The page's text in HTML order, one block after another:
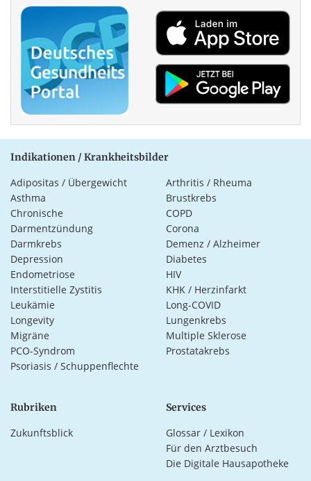
Indikationen / Krankheitsbilder
Adipositas / Übergewicht
Arthritis / Rheuma
Asthma
Brustkrebs
Chronische
Darmentzündung
COPD
Corona
Darmkrebs
Demenz / Alzheimer
Depression
Diabetes
Endometriose
HIV
Interstitielle Zystitis
KHK / Herzinfarkt
Leukämie
Long-COVID
Longevity
Lungenkrebs
Migräne
Multiple Sklerose
PCO-Syndrom
Prostatakrebs
Psoriasis / Schuppenflechte
Rubriken
Zukunftsblick
Services
Glossar / Lexikon
Für den Arztbesuch
Die Digitale Hausapotheke